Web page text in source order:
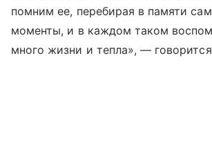
помним ее, перебирая в памяти
моменты, и в каждом таком
много жизни и тепла», —